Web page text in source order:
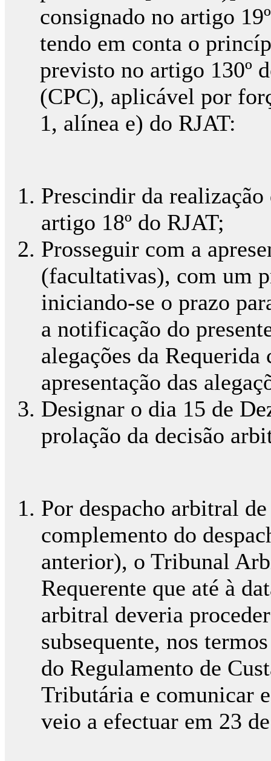
consignado no artigo
tendo em conta o
previsto no artigo 130º
(CPC), aplicável por
1, alínea e) do RJAT:
Prescindir da
artigo 18º do RJAT;
Prosseguir com a
(facultativas), com um
iniciando-se o prazo
a notificação do
alegações da
apresentação das
Designar o dia 15 de
prolação da decisão
Por despacho arbitral
complemento do
anterior), o Tribunal
Requerente que até à
arbitral deveria
subsequente, nos
do Regulamento de
Tributária e comunicar
veio a efectuar em 23